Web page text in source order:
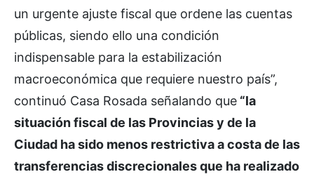
un urgente ajuste fiscal que ordene las cuentas
públicas, siendo ello una condición
indispensable para la estabilización
macroeconómica que requiere nuestro país”,
continuó Casa Rosada señalando que “la
situación fiscal de las Provincias y de la
Ciudad ha sido menos restrictiva a costa de las
transferencias discrecionales que ha realizado